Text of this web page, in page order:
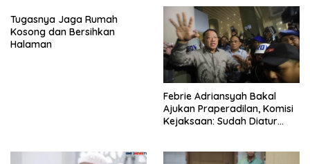
Tugasnya Jaga Rumah
Kosong dan Bersihkan
Halaman
Febrie Adriansyah Bakal
Ajukan Praperadilan, Komisi
Kejaksaan: Sudah Diatur